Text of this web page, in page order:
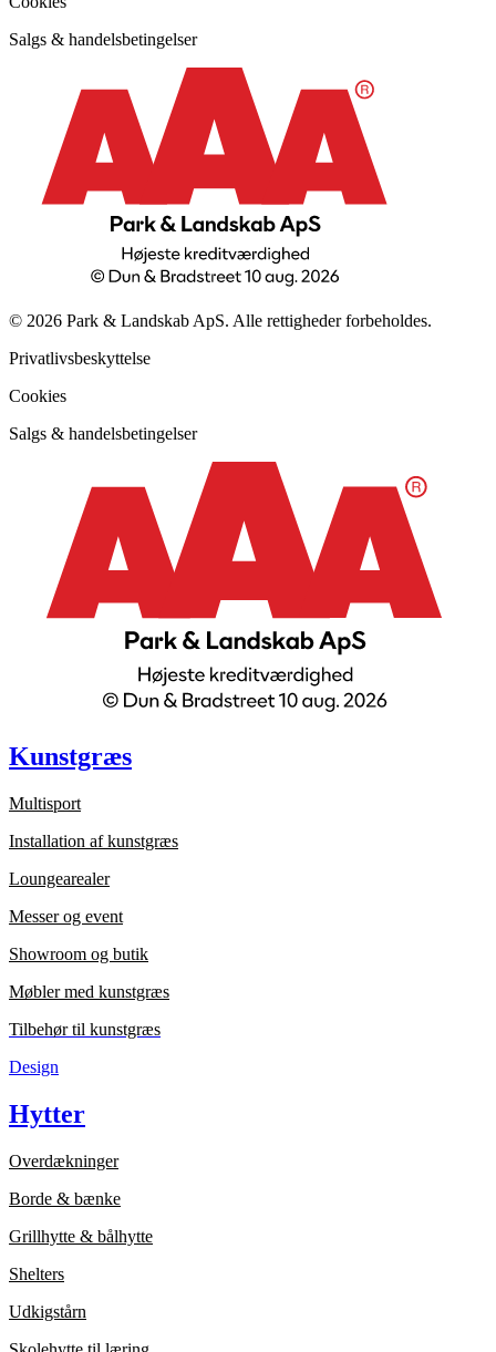
Salgs & handelsbetingelser
© 2026 Park & Landskab ApS. Alle rettigheder forbeholdes.
Privatlivsbeskyttelse
Cookies
Salgs & handelsbetingelser
Kunstgræs
Multisport
Installation af kunstgræs
Loungearealer
Messer og event
Showroom og butik
Møbler med kunstgræs
Tilbehør til kunstgræs
Design
Hytter
Overdækninger
Borde & bænke
Grillhytte & bålhytte
Shelters
Udkigstårn